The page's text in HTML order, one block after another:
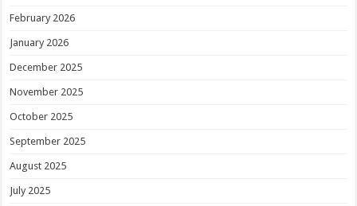
February 2026
January 2026
December 2025
November 2025
October 2025
September 2025
August 2025
July 2025